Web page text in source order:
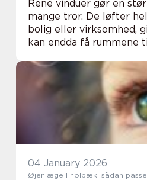
Rene vinduer gør en
mange tror. De løfter
bolig eller virksomhed,
kan endda få rummene
Vinudespolering
ikk...
04 January 2026
Øjenlæge I holbæk: sådan